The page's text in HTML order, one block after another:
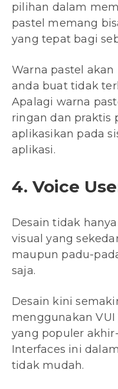
pilihan dalam
pastel memang
yang tepat bagi
Warna pastel
anda buat tidak
Apalagi warna
ringan dan praktis
aplikasikan pada
aplikasi.
4. Voice
Desain tidak
visual yang
maupun padu-
saja.
Desain kini
menggunakan VUI
yang populer
Interfaces ini
tidak mudah.